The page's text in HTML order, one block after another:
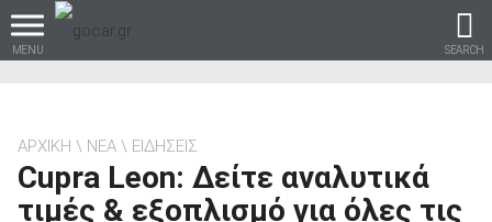
MENU SEARCH
Βρες τα πάντα για το
ΑΡΧΙΚΗ ΝΕΑ ΕΙΔΗΣΕΙΣ
Cupra Leon: Δείτε αναλυτικά
τιμές & εξοπλισμό για όλες τις